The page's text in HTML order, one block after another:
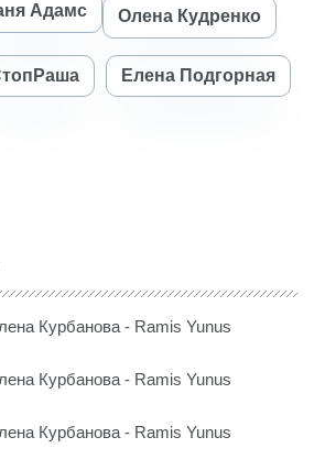
Адамс Олена Кудренко
Елена Подгорная
Курбанова - Ramis Yunus
Курбанова - Ramis Yunus
Курбанова - Ramis Yunus